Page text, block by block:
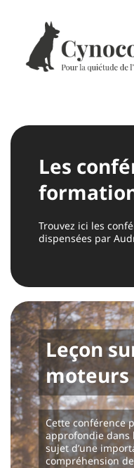
Les
Trouvez ici les
dispensées par
Leçon
moteurs
Cette conférence
approfondie dans
sujet d’une
compréhension